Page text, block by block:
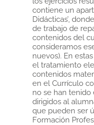
contiene un
Didácticas’,
de trabajo de
contenidos del
consideramos
nuevos). En
el tratamiento
contenidos
en el Currículo
no se han
dirigidos al
que pueden ser
Formación